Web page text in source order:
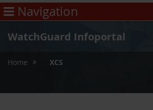
Navigation
WatchGuard Infoportal
Home XCS